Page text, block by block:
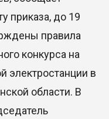
приказа, до 19
правила
конкурса на
электростанции в
области. В